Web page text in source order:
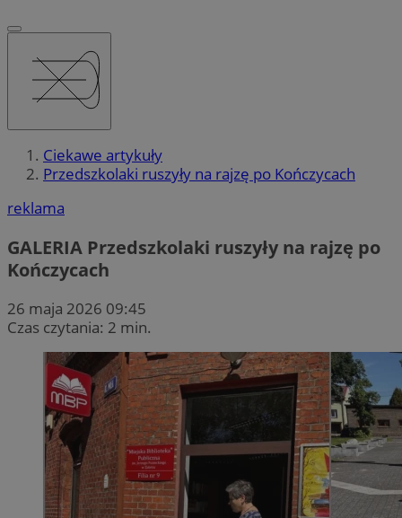
Ciekawe artykuły
Przedszkolaki ruszyły na rajzę po Kończycach
reklama
GALERIA Przedszkolaki ruszyły na rajzę po
Kończycach
26 maja 2026 09:45
Czas czytania: 2 min.